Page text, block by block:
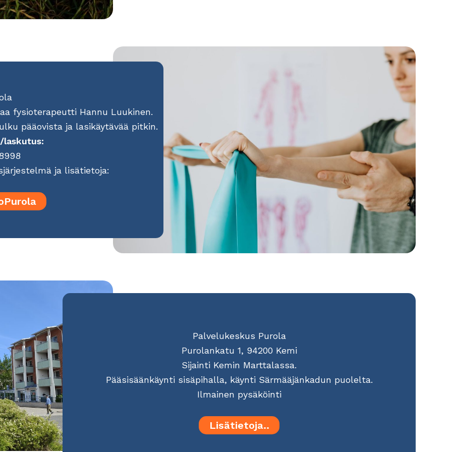
fysioterapeutti Hannu Luukinen.
pääovista ja lasikäytävää pitkin.
laskutus:
ja lisätietoja:
Palvelukeskus Purola
Purolankatu 1, 94200 Kemi
Sijainti Kemin Marttalassa.
Pääsisäänkäynti sisäpihalla, käynti Särmääjänkadun puolelta.
Ilmainen pysäköinti
Lisätietoja..